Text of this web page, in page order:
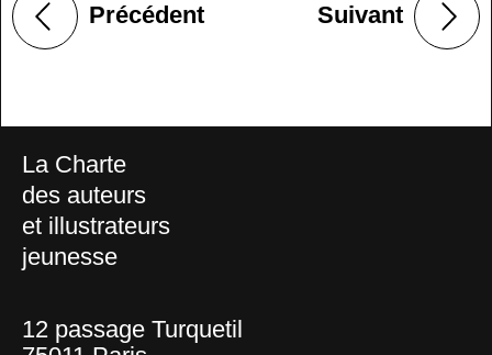
Précédent Suivant
La Charte
des auteurs
et illustrateurs
jeunesse
12 passage Turquetil